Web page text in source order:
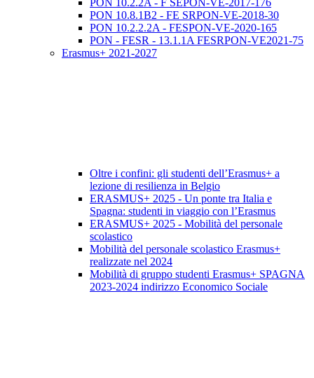
PON 10.2.2A - F SEPON-VE-2017-176
PON 10.8.1B2 - FE SRPON-VE-2018-30
PON 10.2.2.2A - FESPON-VE-2020-165
PON - FESR - 13.1.1A FESRPON-VE2021-75
Erasmus+ 2021-2027
Oltre i confini: gli studenti dell’Erasmus+ a
lezione di resilienza in Belgio
ERASMUS+ 2025 - Un ponte tra Italia e
Spagna: studenti in viaggio con l’Erasmus
ERASMUS+ 2025 - Mobilità del personale
scolastico
Mobilità del personale scolastico Erasmus+
realizzate nel 2024
Mobilità di gruppo studenti Erasmus+ SPAGNA
2023-2024 indirizzo Economico Sociale